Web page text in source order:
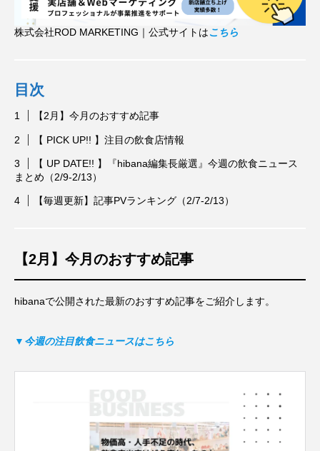
株式会社ROD MARKETING｜公式サイトはこちら
目次
【2月】今月のおすすめ記事
【 PICK UP!! 】注目の飲食店情報
【 UP DATE!! 】『hibana編集長厳選』今週の飲食ニュース
まとめ（2/9-2/13）
【毎週更新】記事PVランキング（2/7-2/13）
【2月】今月のおすすめ記事
hibanaで公開された最新のおすすめ記事をご紹介します。
▼今週の注目飲食ニュースはこちら